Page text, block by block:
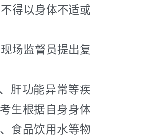
得以身体不适或
场监督员提出复
肝功能异常等疾
生根据自身身体
食品饮用水等物